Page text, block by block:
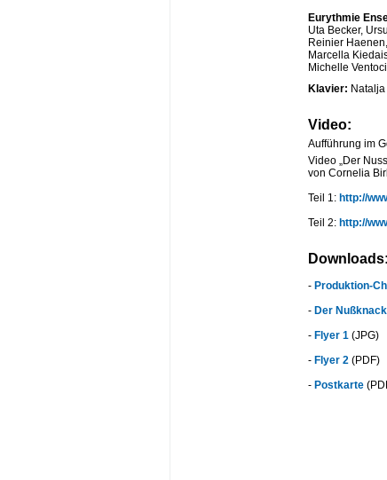
Eurythmie
Uta Becker,
Reinier
Marcella
Michelle
Klavier:
Video:
Aufführung im
Video „Der
von Cornelia
Teil 1: http://
Teil 2: http://
Downloads:
- Produktion-
- Der
- Flyer 1 (JPG)
- Flyer 2 (PDF)
- Postkarte